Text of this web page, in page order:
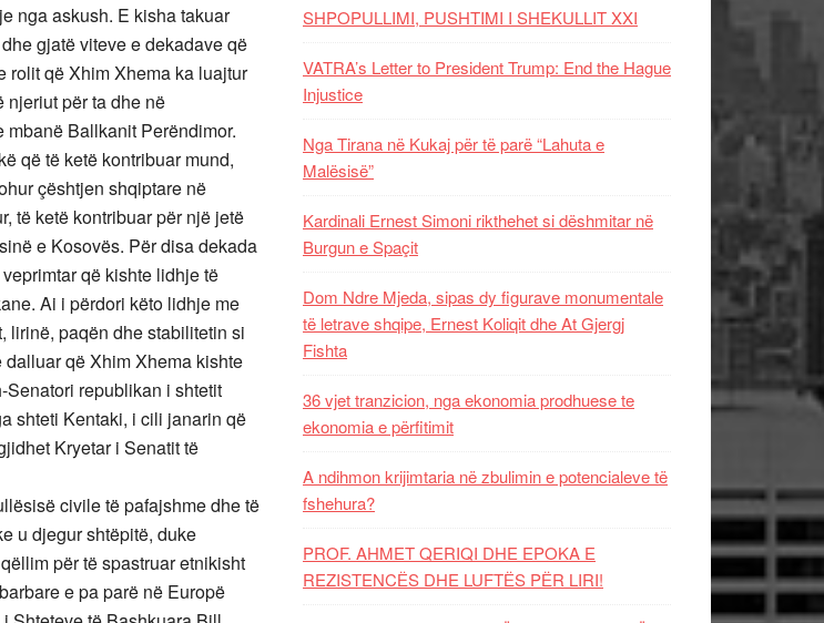
nga askush. E kisha takuar
gjatë viteve e dekadave që
rolit që Xhim Xhema ka luajtur
njeriut për ta dhe në
Ballkanit Perëndimor.
që të ketë kontribuar mund,
çështjen shqiptare në
të ketë kontribuar për një jetë
e Kosovës. Për disa dekada
që kishte lidhje të
Ai i përdori këto lidhje me
lirinë, paqën dhe stabilitetin si
që Xhim Xhema kishte
republikan i shtetit
shteti Kentaki, i cili janarin që
Kryetar i Senatit të
civile të pafajshme dhe të
u djegur shtëpitë, duke
për të spastruar etnikisht
e pa parë në Europë
SHPOPULLIMI, PUSHTIMI I SHEKULLIT XXI
VATRA’s Letter to President Trump: End the Hague
Injustice
Nga Tirana në Kukaj për të parë “Lahuta e
Malësisë”
Kardinali Ernest Simoni rikthehet si dëshmitar në
Burgun e Spaçit
Dom Ndre Mjeda, sipas dy figurave monumentale
të letrave shqipe, Ernest Koliqit dhe At Gjergj
Fishta
36 vjet tranzicion, nga ekonomia prodhuese te
ekonomia e përfitimit
A ndihmon krijimtaria në zbulimin e potencialeve të
fshehura?
PROF. AHMET QERIQI DHE EPOKA E
REZISTENCЁS DHE LUFTЁS PЁR LIRI!